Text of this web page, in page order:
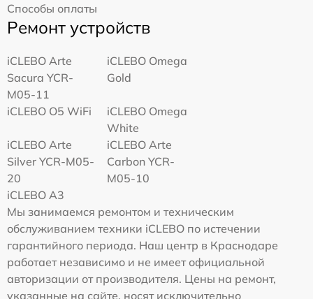
Способы оплаты
Ремонт устройств
iCLEBO Arte
Sacura YCR-
M05-11
iCLEBO Omega
Gold
iCLEBO O5 WiFi
iCLEBO Omega
White
iCLEBO Arte
Silver YCR-M05-
20
iCLEBO Arte
Carbon YCR-
M05-10
iCLEBO A3
Мы занимаемся ремонтом и техническим
обслуживанием техники iCLEBO по истечении
гарантийного периода. Наш центр в Краснодаре
работает независимо и не имеет официальной
авторизации от производителя. Цены на ремонт,
указанные на сайте, носят исключительно